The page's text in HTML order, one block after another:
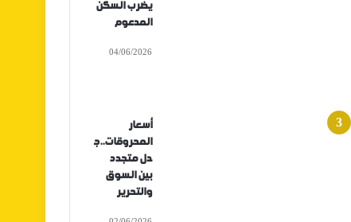
يضرب السكن
المدعوم
04/06/2026
أسعار
المحروقات..ج
دل متجدد
بين السوق
والتحرير